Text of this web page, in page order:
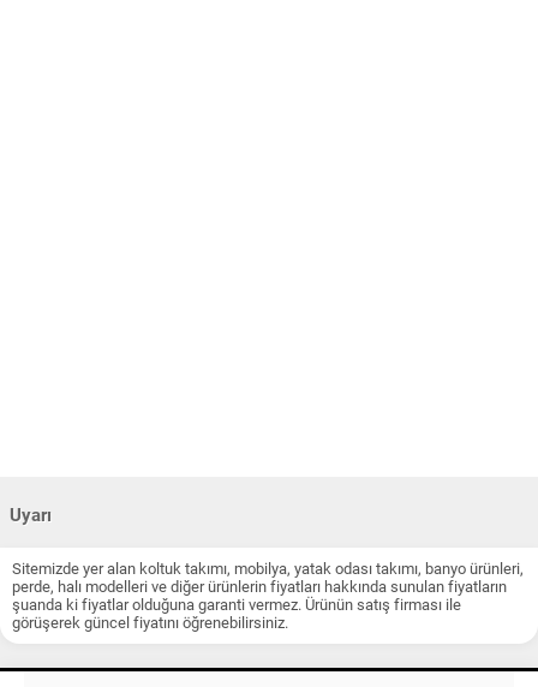
Uyarı
Sitemizde yer alan koltuk takımı, mobilya, yatak odası takımı, banyo ürünleri,
perde, halı modelleri ve diğer ürünlerin fiyatları hakkında sunulan fiyatların
şuanda ki fiyatlar olduğuna garanti vermez. Ürünün satış firması ile
görüşerek güncel fiyatını öğrenebilirsiniz.